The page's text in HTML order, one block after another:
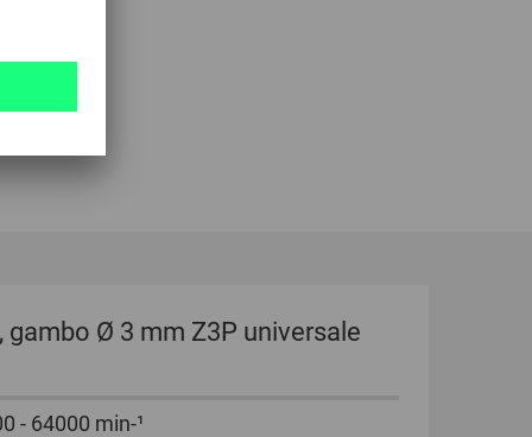
Ø 3 mm Z3P universale
- 64000 min-¹